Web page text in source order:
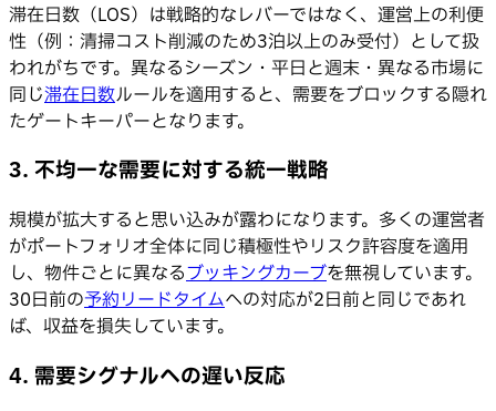
滞在日数（LOS）は戦略的なレバーではなく、運営上の利便
性（例：清掃コスト削減のため3泊以上のみ受付）として扱
われがちです。異なるシーズン・平日と週末・異なる市場に
同じ滞在日数ルールを適用すると、需要をブロックする隠れ
たゲートキーパーとなります。
3. 不均一な需要に対する統一戦略
規模が拡大すると思い込みが露わになります。多くの運営者
がポートフォリオ全体に同じ積極性やリスク許容度を適用
し、物件ごとに異なるブッキングカーブを無視しています。
30日前の予約リードタイムへの対応が2日前と同じであれ
ば、収益を損失しています。
4. 需要シグナルへの遅い反応